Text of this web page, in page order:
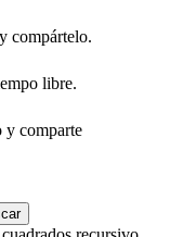
compártelo.
libre.
y comparte